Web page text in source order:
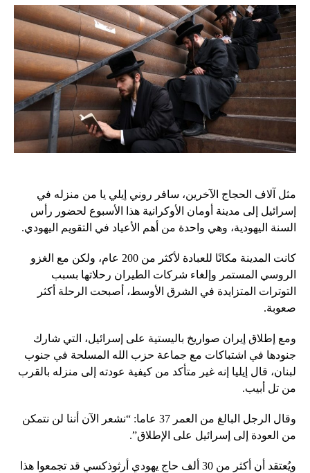
مثل آلاف الحجاج الآخرين، سافر روني إيلي يا من منزله في
إسرائيل إلى مدينة أومان الأوكرانية هذا الأسبوع لحضور رأس
السنة اليهودية، وهي واحدة من أهم الأعياد في التقويم اليهودي.
كانت المدينة مكانًا للعبادة لأكثر من 200 عام، ولكن مع الغزو
الروسي المستمر وإلغاء شركات الطيران رحلاتها بسبب
التوترات المتزايدة في الشرق الأوسط، أصبحت الرحلة أكثر
صعوبة.
ومع إطلاق إيران صواريخ باليستية على إسرائيل، التي شارك
جنودها في اشتباكات مع جماعة حزب الله المسلحة في جنوب
لبنان، قال إيليا إنه غير متأكد من كيفية عودته إلى منزله بالقرب
من تل أبيب.
وقال الرجل البالغ من العمر 37 عاما: “نشعر الآن أننا لن نتمكن
من العودة إلى إسرائيل على الإطلاق”.
ويُعتقد أن أكثر من 30 ألف حاج يهودي أرثوذكسي قد تجمعوا هذا